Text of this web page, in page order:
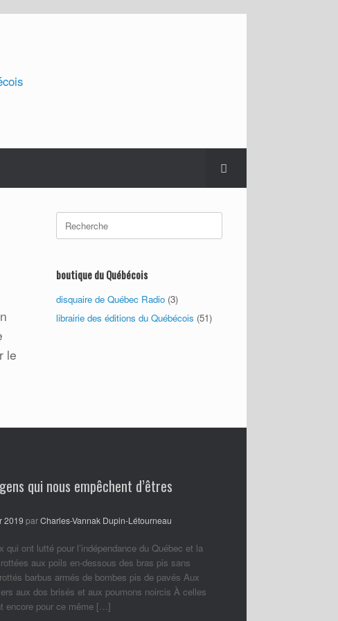
le
Search
for:
boutique du Québécois
disquaire de Québec Radio (3)
librairie des éditions du Québécois (51)
qui nous empêchent d’êtres
2019 parCharles-Vannak Dupin-Létourneau
qui ont lutté pour l’indépendance du Québec et la
aux poils en-dessous des bras pis sans
barbus armés de bombes pis de pavés Aux
aux dos brisés et aux poumons noircis À celles
encore pour ce même […]